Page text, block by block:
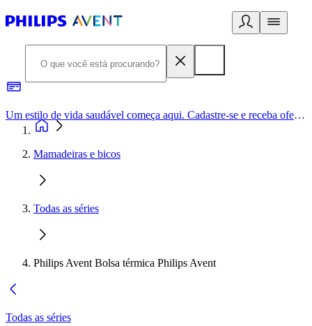
Um estilo de vida saudável começa aqui. Cadastre-se e receba ofertas exclusivas.
Mamadeiras e bicos
Todas as séries
Philips Avent Bolsa térmica Philips Avent
Todas as séries